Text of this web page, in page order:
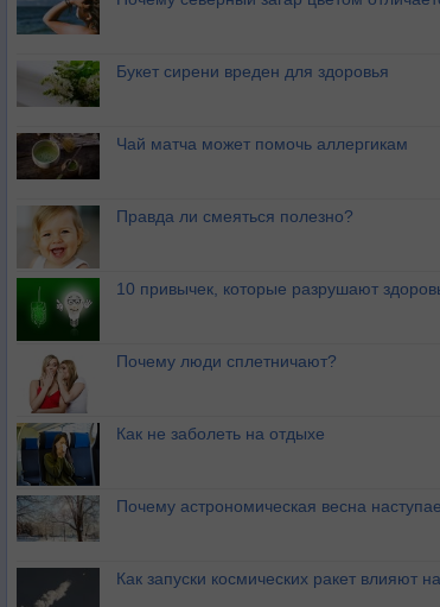
Букет сирени вреден для здоровья
Чай матча может помочь аллергикам
Правда ли смеяться полезно?
10 привычек, которые разрушают
Почему люди сплетничают?
Как не заболеть на отдыхе
Почему астрономическая весна
Как запуски космических ракет влияют